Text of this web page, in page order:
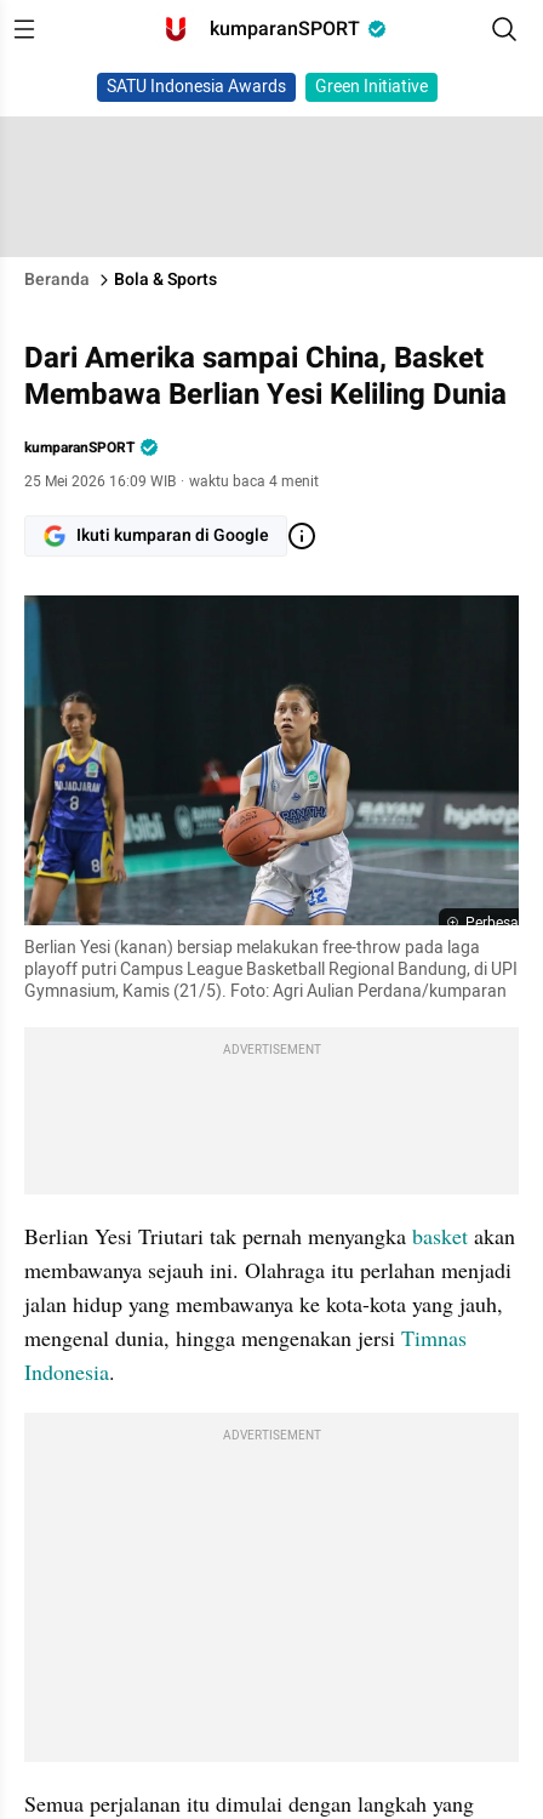
kumparanSPORT
SATU Indonesia Awards Green Initiative
Beranda Bola & Sports
Dari Amerika sampai China, Basket
Membawa Berlian Yesi Keliling Dunia
kumparanSPORT
25 Mei 2026 16:09 WIB · waktu baca 4 menit
Ikuti kumparan di Google
Perbesar
Berlian Yesi (kanan) bersiap melakukan free-throw pada laga
playoff putri Campus League Basketball Regional Bandung, di UPI
Gymnasium, Kamis (21/5). Foto: Agri Aulian Perdana/kumparan
ADVERTISEMENT
Berlian Yesi Triutari tak pernah menyangka basket akan
membawanya sejauh ini. Olahraga itu perlahan menjadi
jalan hidup yang membawanya ke kota-kota yang jauh,
mengenal dunia, hingga mengenakan jersi Timnas
Indonesia.
ADVERTISEMENT
Semua perjalanan itu dimulai dengan langkah yang